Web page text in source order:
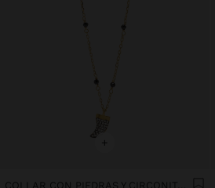
+
COLLAR CON PIEDRAS Y CIRCONITAS - PLATA DE LEY 925